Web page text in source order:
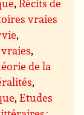
,Récits de
vraies
,
,
de la
,
,Etudes